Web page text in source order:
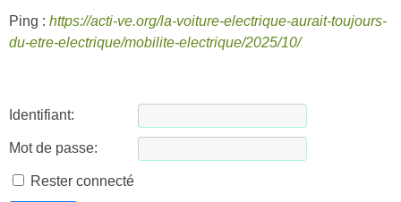
Ping : https://acti-ve.org/la-voiture-electrique-aurait-toujours-
du-etre-electrique/mobilite-electrique/2025/10/
Identifiant:
Mot de passe:
Rester connecté